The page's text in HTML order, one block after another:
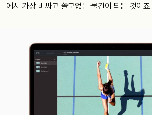
에서 가장 비싸고 쓸모없는 물건이 되는 것이죠.